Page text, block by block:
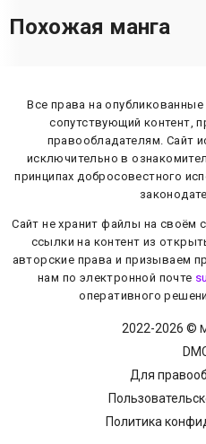
Похожая манга
Все права на
сопутствующий контент,
правообладателям. Сайт
исключительно в
принципах добросовестного
Сайт не хранит файлы на своём
ссылки на контент из
авторские права и призываем
нам по электронной почте
оперативного
2022-2026 ©
Для
Политика